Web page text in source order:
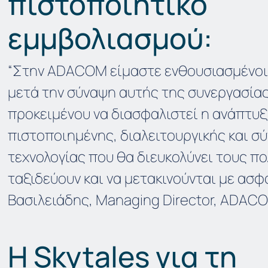
εμμβολιασμού:
“Στην ADACOM είμαστε
μετά την σύναψη αυτής της
προκειμένου να διασφαλιστεί η
πιστοποιημένης, διαλειτουργικής και
τεχνολογίας που θα διευκολύνει τους
ταξιδεύουν και να μετακινούνται με
Βασιλειάδης, Managing Director,
Η Skytales για τη